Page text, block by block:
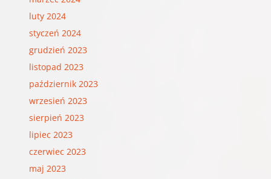
luty 2024
styczeń 2024
grudzień 2023
listopad 2023
październik 2023
wrzesień 2023
sierpień 2023
lipiec 2023
czerwiec 2023
maj 2023